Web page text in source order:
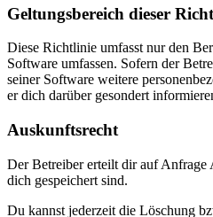
Geltungsbereich dieser
Diese Richtlinie umfasst nur den
Software umfassen. Sofern der
seiner Software weitere
er dich darüber gesondert
Auskunftsrecht
Der Betreiber erteilt dir auf Anfrage
dich gespeichert sind.
Du kannst jederzeit die Löschung